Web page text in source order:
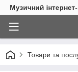
Музичний
Товари та